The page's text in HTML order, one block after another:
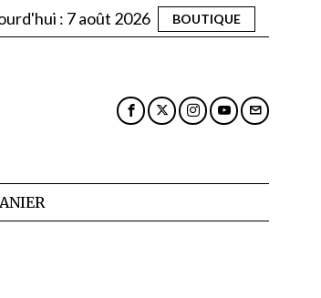
: 7 août 2026 BOUTIQUE